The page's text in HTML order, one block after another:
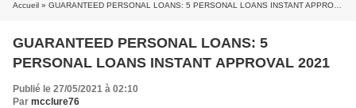
Accueil » GUARANTEED PERSONAL LOANS: 5 PERSONAL LOANS INSTANT APPROVAL 2021
GUARANTEED PERSONAL LOANS: 5
PERSONAL LOANS INSTANT APPROVAL 2021
Publié le 27/05/2021 à 02:10
Par mcclure76